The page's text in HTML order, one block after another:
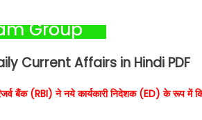
Group
Current Affairs in Hindi PDF
बैंक (RBI) ने नये कार्यकारी निदेशक (ED) के रूप में